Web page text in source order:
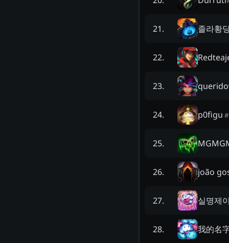
21. 졸라황
22.
23.
24. p0figu #
25.
26. joão
27. 실명제
28. 我的名